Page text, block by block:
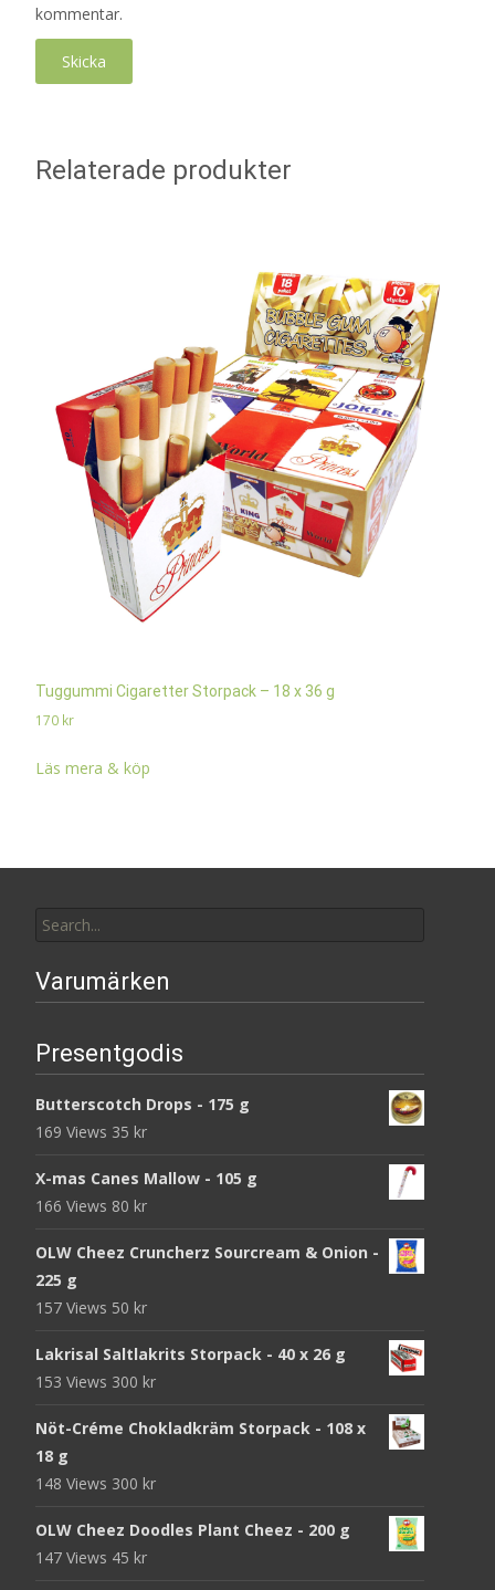
kommentar.
Relaterade produkter
Tuggummi Cigaretter Storpack – 18 x 36 g
170 kr
Läs mera & köp
for:
Varumärken
Presentgodis
Butterscotch Drops - 175 g
169 Views 35 kr
X-mas Canes Mallow - 105 g
166 Views 80 kr
OLW Cheez Cruncherz Sourcream & Onion -
225 g
157 Views 50 kr
Lakrisal Saltlakrits Storpack - 40 x 26 g
153 Views 300 kr
Nöt-Créme Chokladkräm Storpack - 108 x
18 g
148 Views 300 kr
OLW Cheez Doodles Plant Cheez - 200 g
147 Views 45 kr